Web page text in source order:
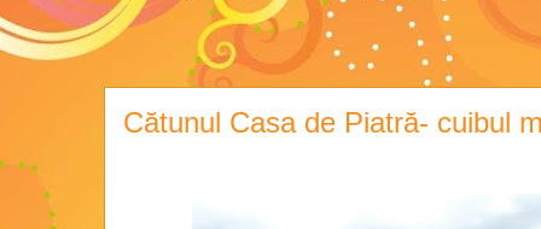
Cătunul Casa de Piatră- cuibul